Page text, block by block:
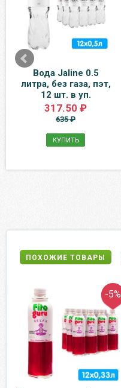
Вода Jaline 0.5
литра, без газа, пэт,
12 шт. в уп.
317.50 ₽
635 ₽
КУПИТЬ
ПОХОЖИЕ ТОВАРЫ
-5%